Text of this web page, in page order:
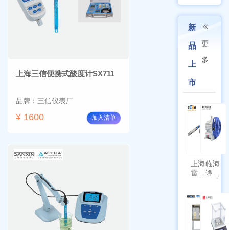
上海三信便携式酸度计SX711
品牌：三信仪表厂
¥ 1600 加入清单
新
品
上
市
更
多
上海
雷磁
符合
新国
标带
临海
谭氏
干式
泵
SPL-
10